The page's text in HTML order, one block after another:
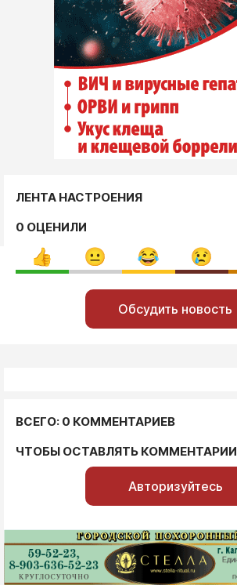
ЛЕНТА НАСТРОЕНИЯ
0 ОЦЕНИЛИ
Обсудить новость
ВСЕГО: 0 КОММЕНТАРИЕВ
ЧТОБЫ ОСТАВЛЯТЬ КОММЕНТАРИИ
Авторизуйтесь